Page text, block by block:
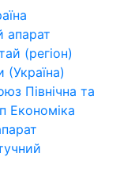
апарат
(регіон)
(Україна)
Північна та
Економіка